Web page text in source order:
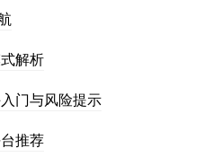
解析
门与风险提示
推荐